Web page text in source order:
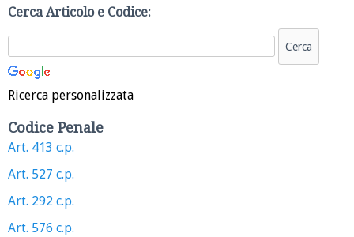
Cerca Articolo e Codice:
Ricerca personalizzata
Codice Penale
Art. 413 c.p.
Art. 527 c.p.
Art. 292 c.p.
Art. 576 c.p.